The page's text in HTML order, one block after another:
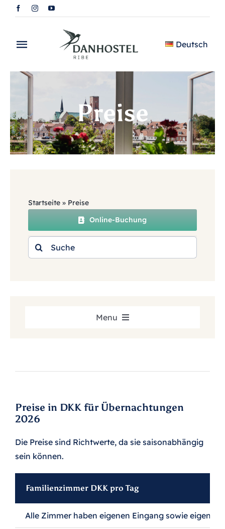
Toggle
Navigation
Startseite
Erlebnisse
Fahrradvermietung
Deutsch
Preise
Startseite» Preise
Online-Buchung
Search
for:
Menu
Kostenlos
Fahrradurlaub an der Nordsee
Preise in DKK für Übernachtungen
2026
Die Preise sind Richtwerte, da sie saisonabhängig
sein können.
Familienzimmer DKK pro Tag
Alle Zimmer haben eigenen Eingang sowie eigene